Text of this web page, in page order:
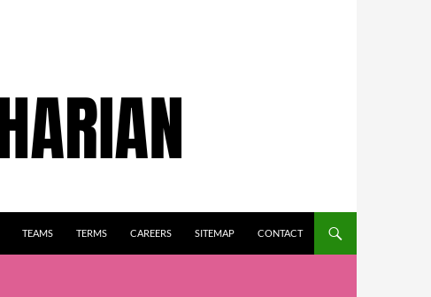
TEAMS TERMS CAREERS SITEMAP CONTACT